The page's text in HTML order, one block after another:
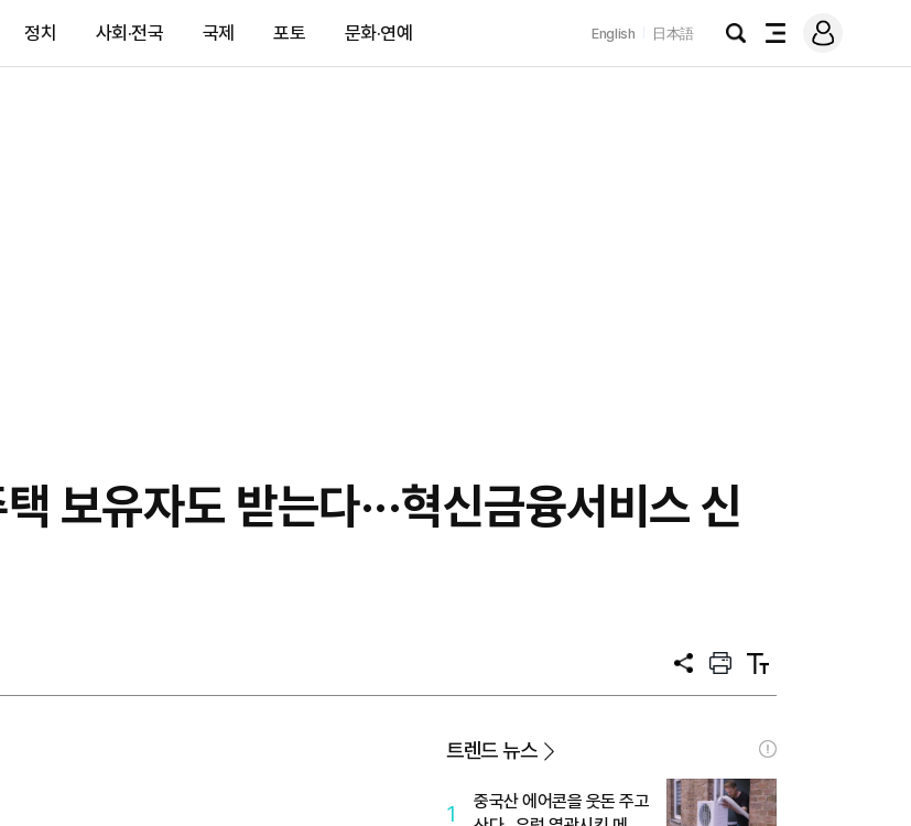
정치 사회·전국 국제 포토 문화·연예 English 日本語
검
전
메
그
보유자도 받는다···혁신금융서비스 신
공
프
트
텍
트
트렌드 뉴스
1
중국산 에어콘을 웃돈 주고